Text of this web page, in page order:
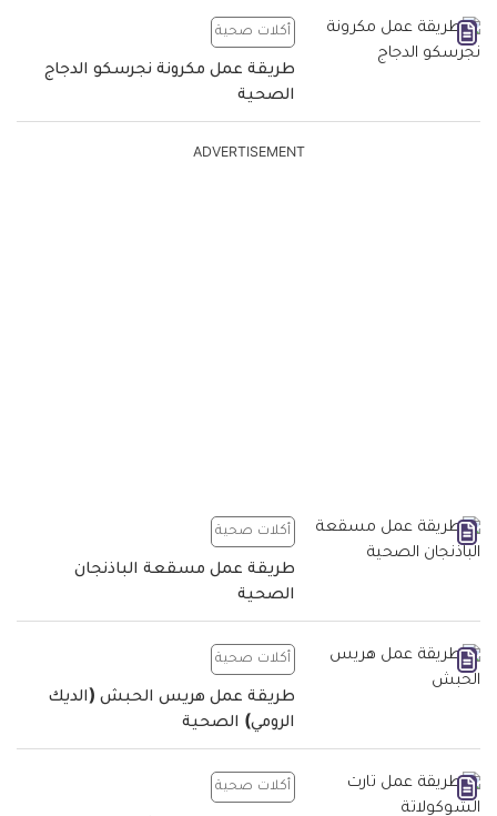
أكلات صحية
طريقة عمل مكرونة نجرسكو الدجاج
الصحية
ADVERTISEMENT
أكلات صحية
طريقة عمل مسقعة الباذنجان
الصحية
أكلات صحية
طريقة عمل هريس الحبش (الديك
الرومي) الصحية
أكلات صحية